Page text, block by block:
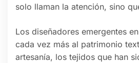
solo llaman la atención, sino
Los diseñadores emergentes
cada vez más al patrimonio
artesanía, los tejidos que han